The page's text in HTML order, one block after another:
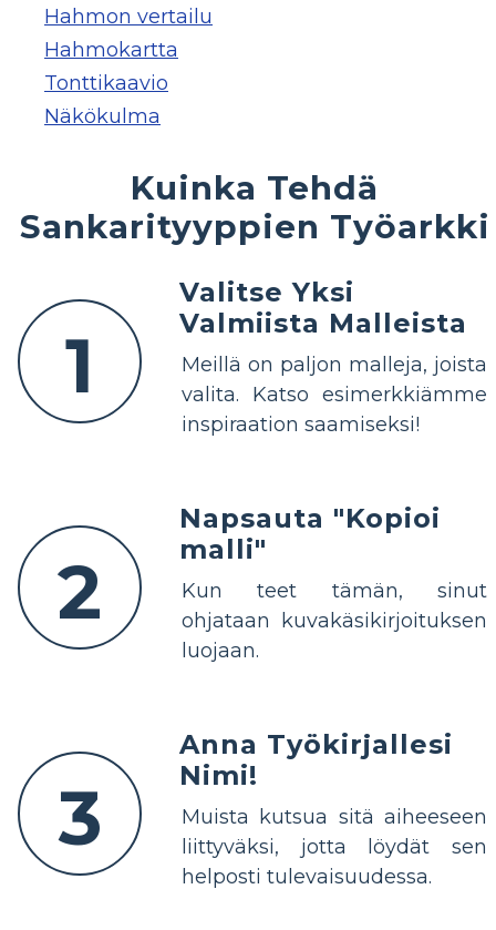
Hahmon vertailu
Hahmokartta
Tonttikaavio
Näkökulma
Kuinka Tehdä
Sankarityyppien Työarkki
1
Valitse Yksi
Valmiista Malleista
Meillä on paljon malleja, joista
valita. Katso esimerkkiämme
inspiraation saamiseksi!
2
Napsauta "Kopioi
malli"
Kun teet tämän, sinut
ohjataan kuvakäsikirjoituksen
luojaan.
3
Anna Työkirjallesi
Nimi!
Muista kutsua sitä aiheeseen
liittyväksi, jotta löydät sen
helposti tulevaisuudessa.